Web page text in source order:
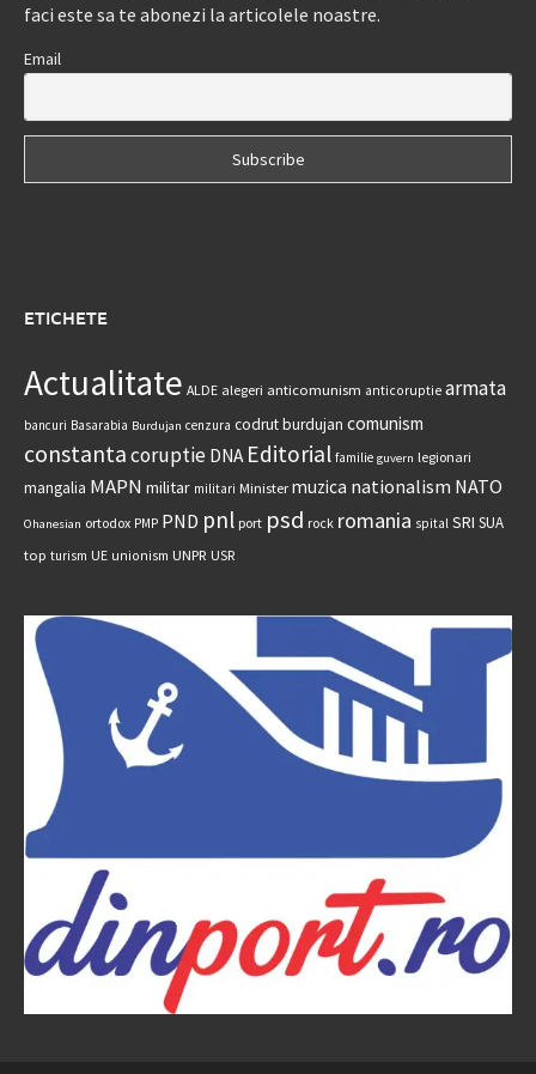
faci este sa te abonezi la articolele noastre.
Email
ETICHETE
Actualitate ALDE alegeri anticomunism anticoruptie armata
bancuri Basarabia Burdujan cenzura codrut burdujan comunism
constantacoruptie DNA Editorial familie guvern legionari
mangalia MAPN militar militari Minister muzica nationalism NATO
Ohanesian ortodox PMP PND pnl port psd rock romania spital SRI SUA
top turism UE unionism UNPR USR